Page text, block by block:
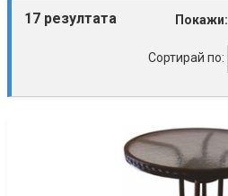
17 резултата Покажи:
Сортирай по: